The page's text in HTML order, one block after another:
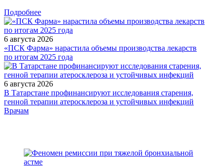
Подробнее
6 августа 2026
«ПСК Фарма» нарастила объемы производства лекарств
по итогам 2025 года
6 августа 2026
В Татарстане профинансируют исследования старения,
генной терапии атеросклероза и устойчивых инфекций
/doctor/oncology/25-letniy-opyt-lecheniya-khronicheskogo-
Врачам